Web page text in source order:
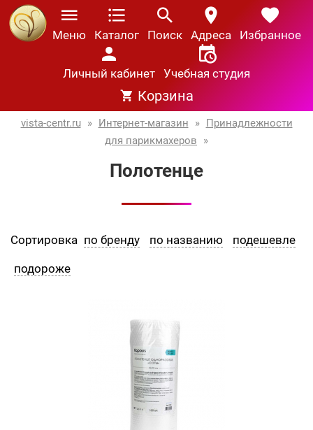
Меню Каталог Поиск Адреса Избранное
Личный кабинет Учебная студия
Корзина
vista-centr.ru » Интернет-магазин » Принадлежности
для парикмахеров
»
Полотенце
Сортировка по бренду по названию подешевле
подороже